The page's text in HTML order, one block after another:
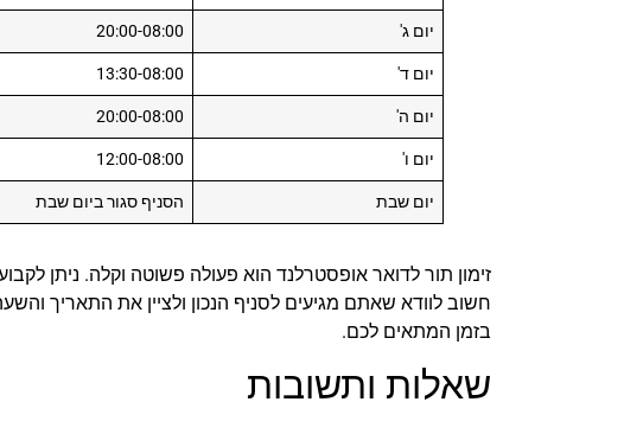
יום ג' 20:00-08:00
יום ד' 13:30-08:00
יום ה' 20:00-08:00
יום ו' 12:00-08:00
יום שבת הסניף סגור ביום שבת
זימון תור לדואר אופסטרלנד הוא פעולה פשוטה וקלה. ניתן
חשוב לוודא שאתם מגיעים לסניף הנכון ולציין את התאריך
בזמן המתאים לכם.
שאלות ותשובות